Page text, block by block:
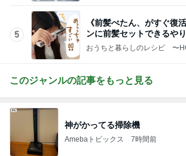
このジャンルの記事をもっと見る
Amebaトピックス 7時間前
ライブとレッスンでへとへとな体
Amebaトピックス 1日前